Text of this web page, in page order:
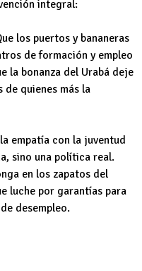
integral:
los puertos y bananeras
de formación y empleo
la bonanza del Urabá deje
de quienes más la
empatía con la juventud
sino una política real.
en los zapatos del
luche por garantías para
desempleo.